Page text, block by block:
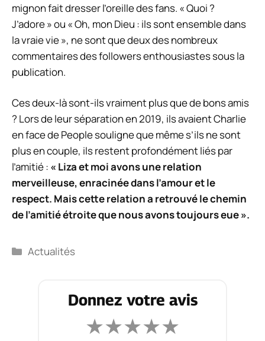
mignon fait dresser l’oreille des fans. « Quoi ?
J’adore » ou « Oh, mon Dieu : ils sont ensemble dans
la vraie vie », ne sont que deux des nombreux
commentaires des followers enthousiastes sous la
publication.
Ces deux-là sont-ils vraiment plus que de bons amis
? Lors de leur séparation en 2019, ils avaientCharlie
en face dePeoplesouligne que même s’ils ne sont
plus en couple, ils restent profondément liés par
l’amitié : « Liza et moi avons une relation
merveilleuse, enracinée dans l’amour et le
respect. Mais cette relation a retrouvé le chemin
de l’amitié étroite que nous avons toujours eue ».
Catégories
Actualités
Donnez votre avis
★★★★★